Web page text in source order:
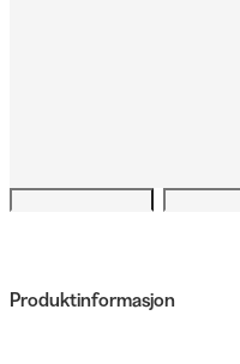
Produktinformasjon